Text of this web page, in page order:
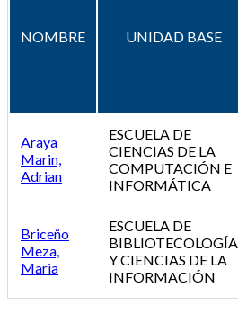
NOMBRE UNIDAD BASE
Araya
Marin,
Adrian
ESCUELA DE
CIENCIAS DE LA
COMPUTACIÓN E
INFORMÁTICA
Briceño
Meza,
Maria
ESCUELA DE
BIBLIOTECOLOGÍA
Y CIENCIAS DE LA
INFORMACIÓN